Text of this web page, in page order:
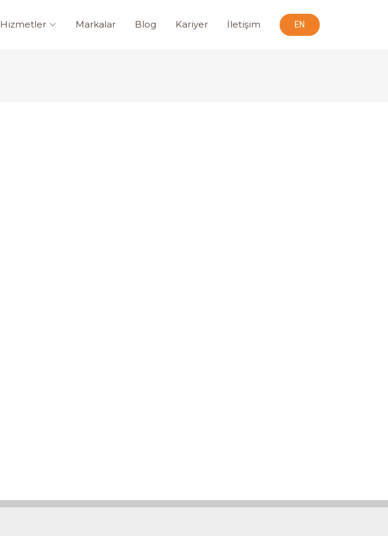
Hizmetler Markalar Blog Kariyer İletişim EN